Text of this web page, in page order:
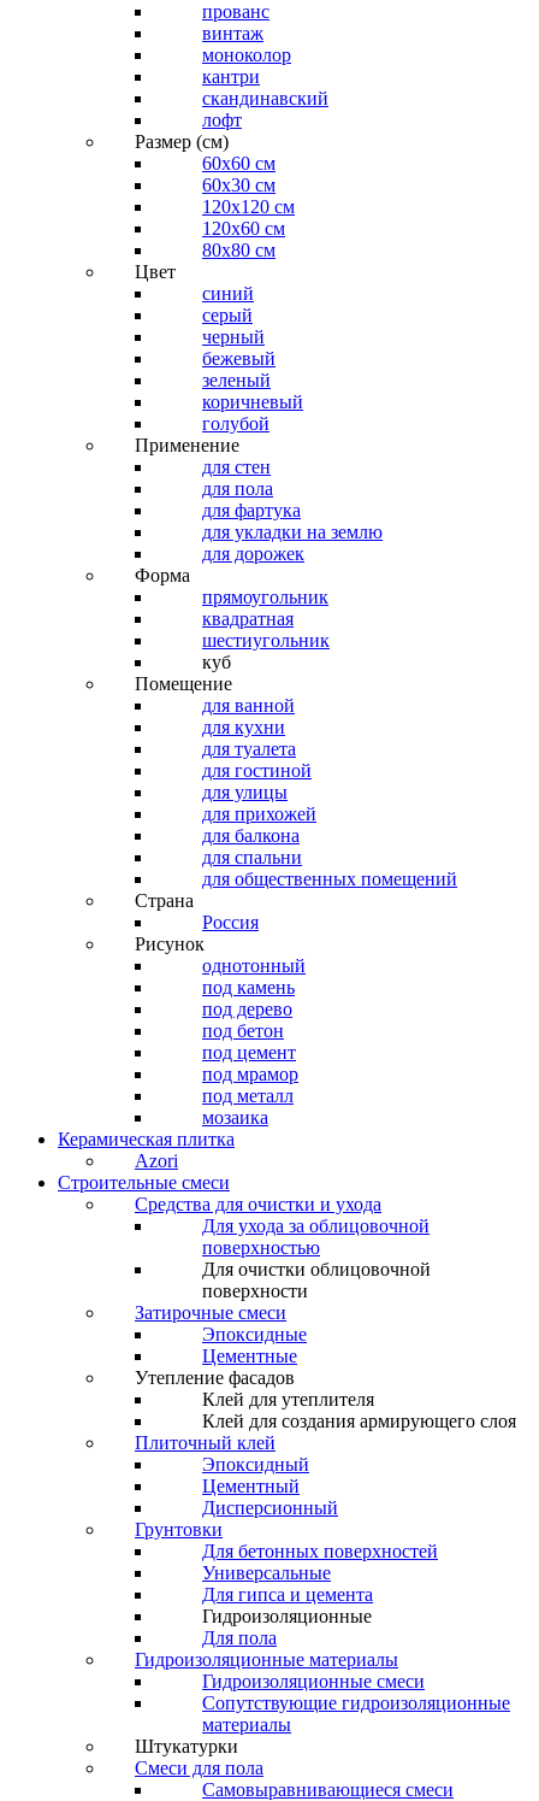
прованс
винтаж
моноколор
кантри
скандинавский
лофт
Размер (см)
60х60 см
60x30 см
120x120 см
120x60 см
80x80 см
Цвет
синий
серый
черный
бежевый
зеленый
коричневый
голубой
Применение
для стен
для пола
для фартука
для укладки на землю
для дорожек
Форма
прямоугольник
квадратная
шестиугольник
куб
Помещение
для ванной
для кухни
для туалета
для гостиной
для улицы
для прихожей
для балкона
для спальни
для общественных помещений
Страна
Россия
Рисунок
однотонный
под камень
под дерево
под бетон
под цемент
под мрамор
под металл
мозаика
Керамическая плитка
Azori
Строительные смеси
Средства для очистки и ухода
Для ухода за облицовочной
поверхностью
Для очистки облицовочной
поверхности
Затирочные смеси
Эпоксидные
Цементные
Утепление фасадов
Клей для утеплителя
Клей для создания армирующего слоя
Плиточный клей
Эпоксидный
Цементный
Дисперсионный
Грунтовки
Для бетонных поверхностей
Универсальные
Для гипса и цемента
Гидроизоляционные
Для пола
Гидроизоляционные материалы
Гидроизоляционные смеси
Сопутствующие гидроизоляционные
материалы
Штукатурки
Смеси для пола
Самовыравнивающиеся смеси